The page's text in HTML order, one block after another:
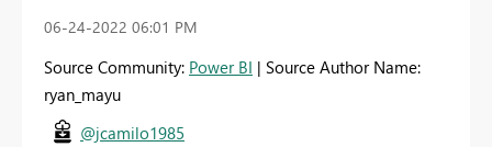
‎06-24-2022 06:01 PM
Source Community: Power BI | Source Author Name:
ryan_mayu
@jcamilo1985